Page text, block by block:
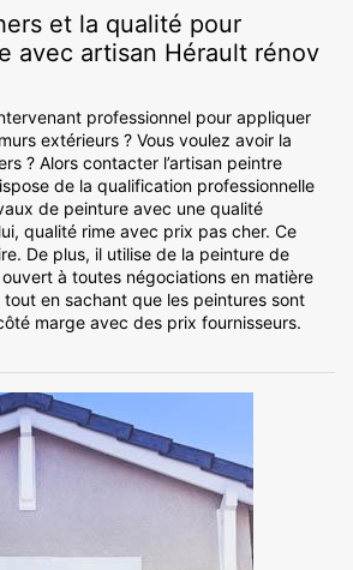
et la qualité pour
avec artisan Hérault rénov
professionnel pour appliquer
extérieurs ? Vous voulez avoir la
? Alors contacter l’artisan peintre
de la qualification professionnelle
de peinture avec une qualité
qualité rime avec prix pas cher. Ce
De plus, il utilise de la peinture de
à toutes négociations en matière
en sachant que les peintures sont
marge avec des prix fournisseurs.